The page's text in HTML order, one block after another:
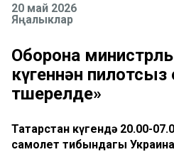
20 май 2026
Яңалыклар
Оборона
күгеннән
төшерелде»
Татарстан күгендә 20.00-
самолет тибындагы